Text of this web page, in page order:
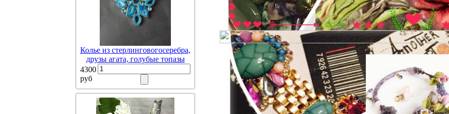
Колье из стерлинговогосеребра,
друзы агата, голубые топазы
4300
руб